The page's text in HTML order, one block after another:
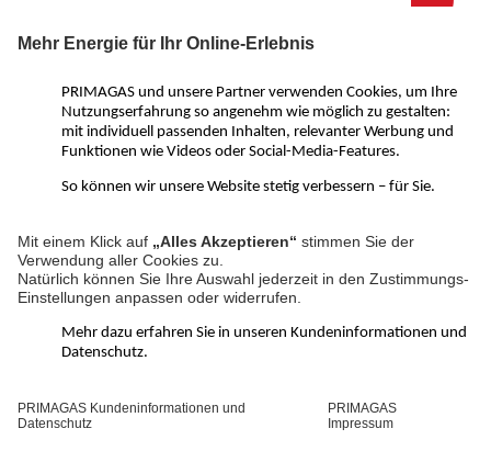
Anbieter für Flüssiggas. Neben einer Vielzahl an innovativen
Flüssiggas-Lösungen für Privat- und Gewerbekunden
kompetenter Beratung. Von der Gasheizung oder einem
Flüssiggas-BHKW über Treibgas und Autogas bis hin zu LNG für
Großgewerbe – mit PRIMAGAS ist alles möglich.
PRIMAGAS Social Media Kanäle:
Kanal
Über PRIMAGAS